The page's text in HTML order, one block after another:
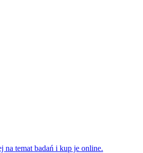
na temat badań i kup je online.